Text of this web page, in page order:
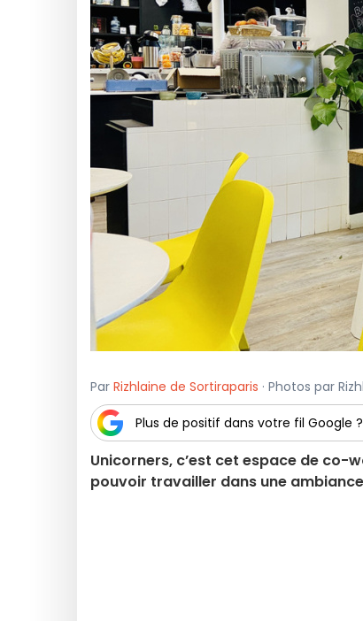
Par Rizhlaine de Sortiraparis · Photos par
Plus de positif dans votre fil Google
Unicorners, c’est cet espace de co-
pouvoir travailler dans une